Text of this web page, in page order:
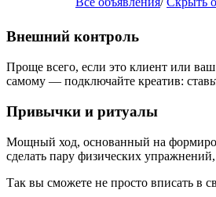
Внешний контроль
Проще всего, если это клиент или
самому — подключайте креатив:
Привычки и ритуалы
Мощный ход, основанный на
сделать пару физических
Так вы сможете не просто вписать в